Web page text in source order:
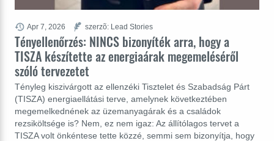
Tényellenőrzés: NINCS bizonyíték arra, hogy a
TISZA készítette az energiaárak megemeléséről
szóló tervezetet
Tényleg kiszivárgott az ellenzéki Tisztelet és Szabadság Párt
(TISZA) energiaellátási terve, amelynek következtében
megemelkednének az üzemanyagárak és a családok
rezsiköltsége is? Nem, ez nem igaz: Az állítólagos tervet a
TISZA volt önkéntese tette közzé, semmi sem bizonyítja, hogy
Apr 7, 2026 szerzõ: Lead Stories